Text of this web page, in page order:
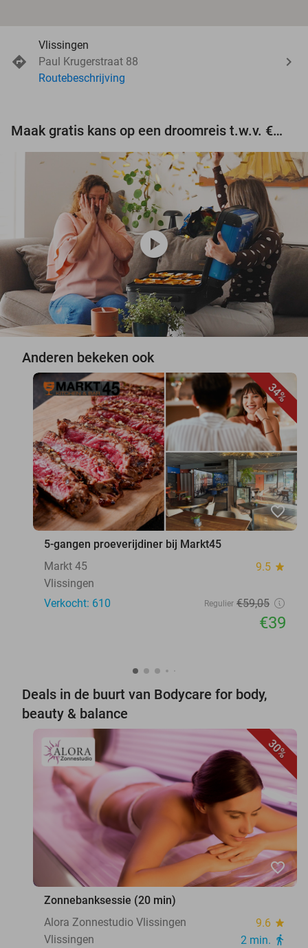
Vlissingen
Paul Krugerstraat 88
Routebeschrijving
Maak gratis kans op een droomreis t.w.v. €3.000!
play_circle
Anderen bekeken ook
34%
favorite_border
5-gangen proeverijdiner bij Markt45
Markt 45
9.5 star
Vlissingen
Verkocht: 610
Regulier €59,05
€39
Deals in de buurt van Bodycare for body,
beauty & balance
30%
favorite_border
Zonnebanksessie (20 min)
Alora Zonnestudio Vlissingen
9.6 star
Vlissingen 2 min. directions_walk